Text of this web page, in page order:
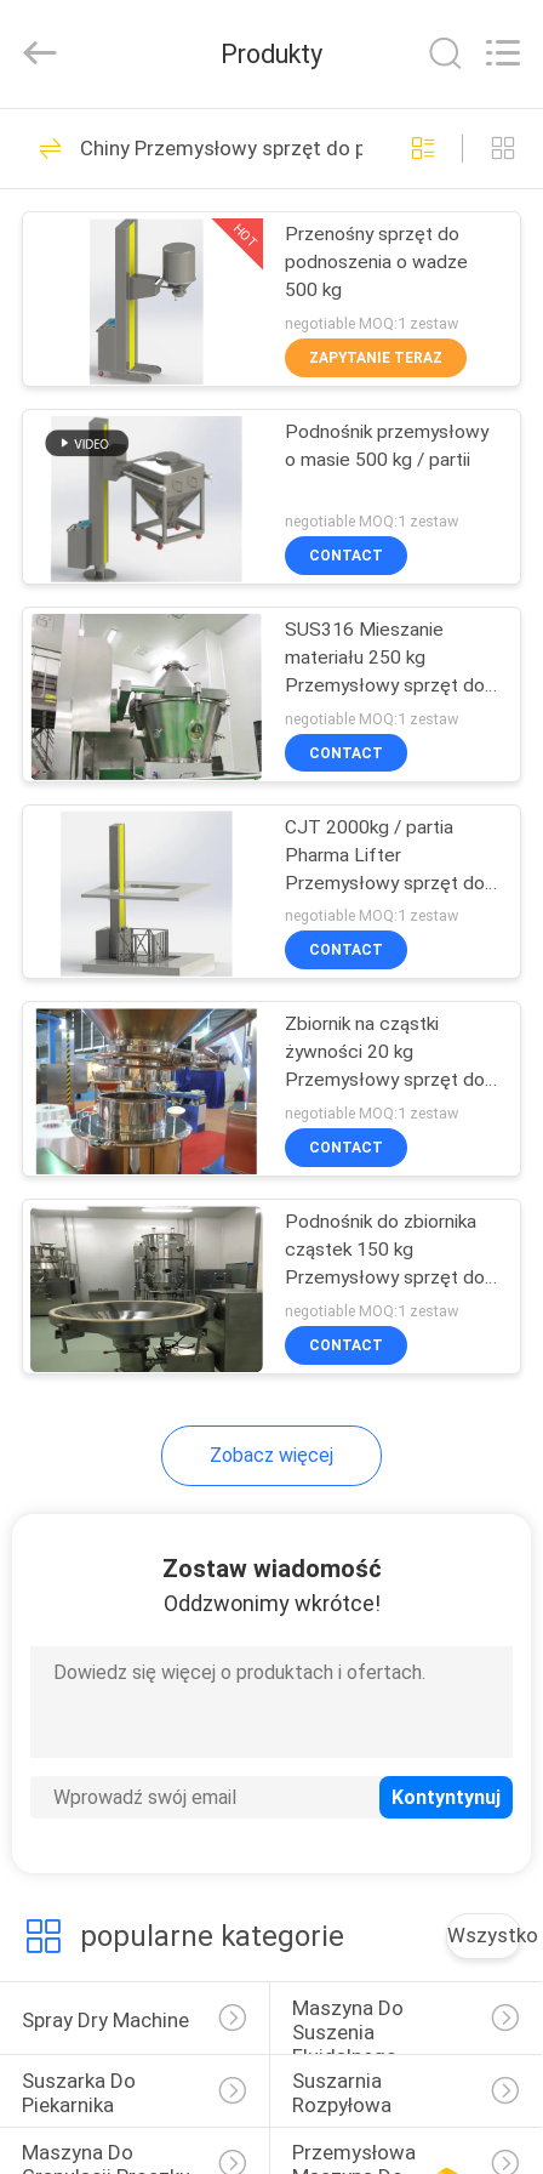
DOM
PRODUKTY
WYCIECZKA
PO
FABRYCE
KONTROLA
JAKOŚCI
SKONTAKTUJ
SIĘ
NAMI
AKTUALNOŚCI
POPROSIĆ
O
WYCENĘ
SITEMAP
PRIVACY
POLICY
Technology
Rights
Spray Dry Machine
29
Maszyna do
suszenia fluidalnego
21
Suszarka do
piekarnika
Suszarnia
rozpyłowa
Maszyna do
granulacji proszku
27
Przemysłowa
mieszania
rozdrabniania
Suszarka
kondukcyjna
19
Produkty
Chiny Przemysłowy sprzęt do podnoszenia
HOT
Przenośny sprzęt do
podnoszenia o wadze
500 kg
negotiable MOQ:1 zestaw
ZAPYTANIE TERAZ
Podnośnik przemysłowy
o masie 500 kg / partii
negotiable MOQ:1 zestaw
CONTACT
SUS316 Mieszanie
materiału 250 kg
Przemysłowy sprzęt do
podnoszenia
negotiable MOQ:1 zestaw
CONTACT
CJT 2000kg / partia
Pharma Lifter
Przemysłowy sprzęt do
podnoszenia
negotiable MOQ:1 zestaw
CONTACT
Zbiornik na cząstki
żywności 20 kg
Przemysłowy sprzęt do
podnoszenia
negotiable MOQ:1 zestaw
CONTACT
Podnośnik do zbiornika
cząstek 150 kg
Przemysłowy sprzęt do
podnoszenia
negotiable MOQ:1 zestaw
CONTACT
Zobacz więcej
Zostaw wiadomość
Oddzwonimy wkrótce!
popularne kategorie Wszystko
Spray Dry Machine
Maszyna Do
Suszenia
Fluidalnego
Suszarka Do
Piekarnika
Suszarnia
Rozpyłowa
Maszyna Do
Przemysłowa